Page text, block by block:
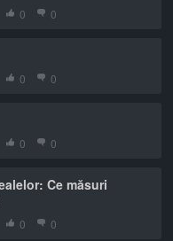
0 0
0 0
0 0
Ce măsuri
0 0